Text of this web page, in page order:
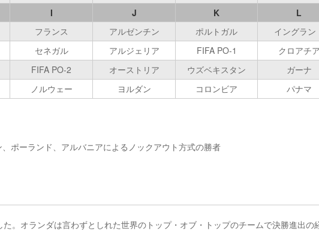
I J K
L
フランス アルゼンチン ポルトガル
イングラン
セネガル アルジェリア FIFA PO-1
クロアチ
FIFA PO-2 オーストリア ウズベキスタン
ガーナ
ノルウェー ヨルダン コロンビア パナマ
ポーランド、アルバニアによるノックアウト方式の勝者
。オランダは言わずとしれた世界のトップ・オブ・トップのチームで決勝進出の